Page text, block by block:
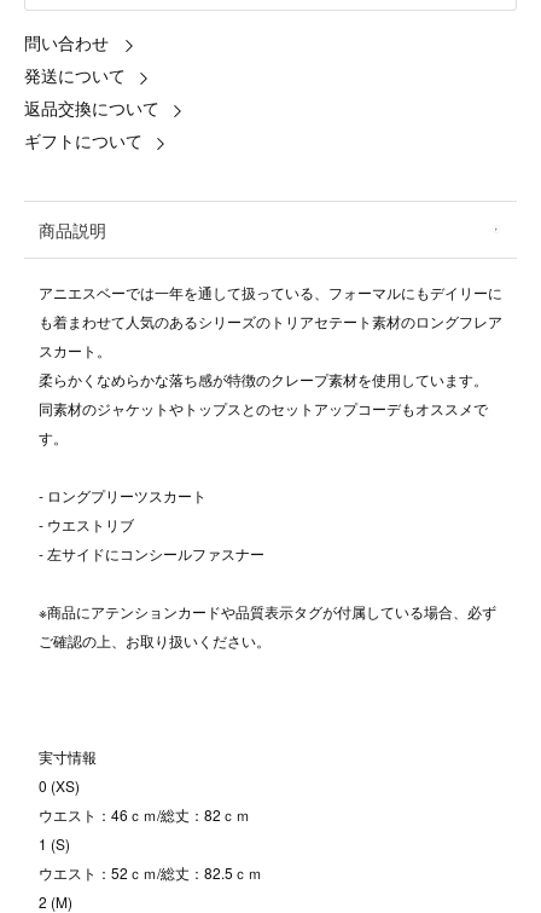
問い合わせ
発送について
返品交換について
ギフトについて
商品説明
アニエスベーでは一年を通して扱っている、フォーマルにもデイリーに
も着まわせて人気のあるシリーズのトリアセテート素材のロングフレア
スカート。
柔らかくなめらかな落ち感が特徴のクレープ素材を使用しています。
同素材のジャケットやトップスとのセットアップコーデもオススメで
す。
- ロングプリーツスカート
- ウエストリブ
- 左サイドにコンシールファスナー
※商品にアテンションカードや品質表示タグが付属している場合、必ず
ご確認の上、お取り扱いください。
実寸情報
0 (XS)
ウエスト：46ｃｍ/総丈：82ｃｍ
1 (S)
ウエスト：52ｃｍ/総丈：82.5ｃｍ
2 (M)